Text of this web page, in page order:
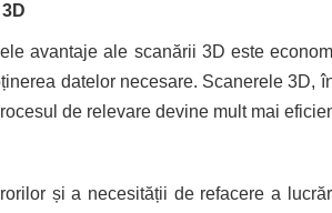
avantaje ale scanării 3D este
datelor necesare. Scanerele 3D,
de relevare devine mult mai
și a necesității de refacere a